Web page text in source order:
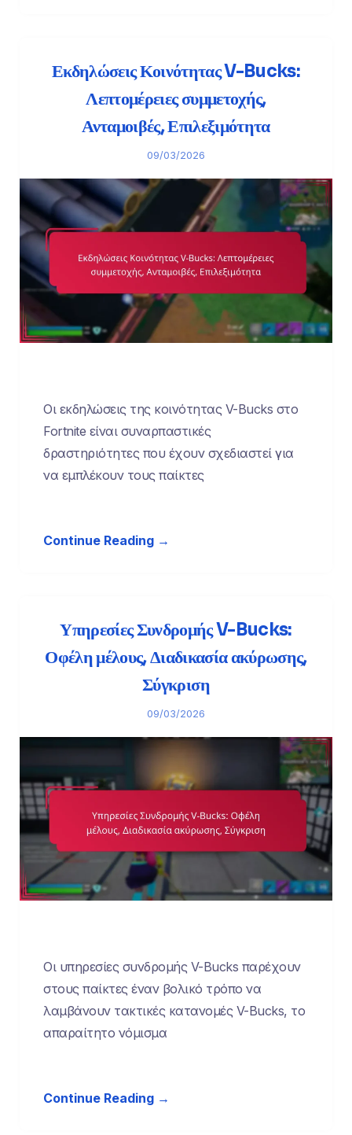
Εκδηλώσεις Κοινότητας V-Bucks:
Λεπτομέρειες συμμετοχής,
Ανταμοιβές, Επιλεξιμότητα
09/03/2026
Οι εκδηλώσεις της κοινότητας V-Bucks στο
Fortnite είναι συναρπαστικές
δραστηριότητες που έχουν σχεδιαστεί για
να εμπλέκουν τους παίκτες
Continue Reading →
Υπηρεσίες Συνδρομής V-Bucks:
Οφέλη μέλους, Διαδικασία ακύρωσης,
Σύγκριση
09/03/2026
Οι υπηρεσίες συνδρομής V-Bucks παρέχουν
στους παίκτες έναν βολικό τρόπο να
λαμβάνουν τακτικές κατανομές V-Bucks, το
απαραίτητο νόμισμα
Continue Reading →